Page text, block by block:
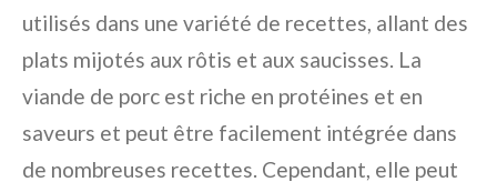
utilisés dans une variété de recettes, allant des
plats mijotés aux rôtis et aux saucisses. La
viande de porc est riche en protéines et en
saveurs et peut être facilement intégrée dans
de nombreuses recettes. Cependant, elle peut